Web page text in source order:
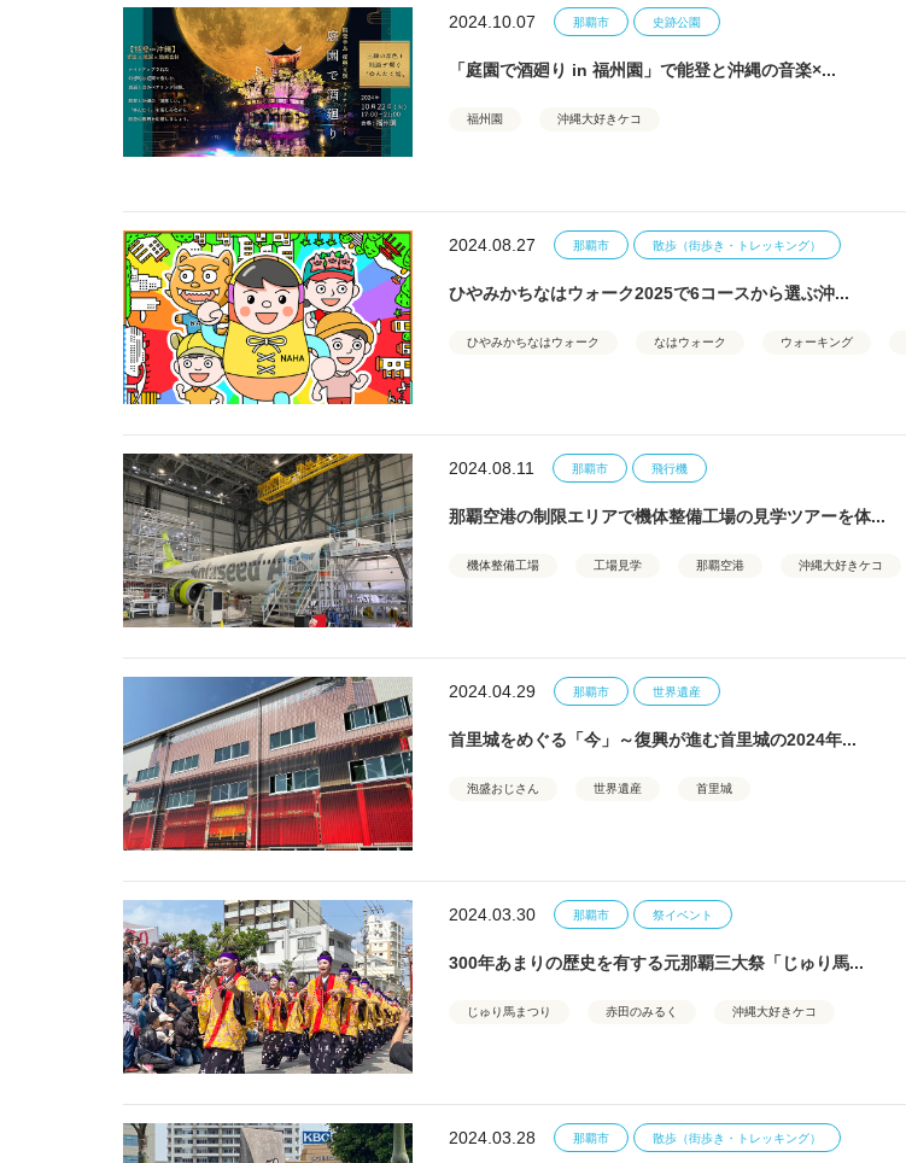
2024.10.07 那覇市 史跡公園
「庭園で酒廻り in 福州園」で能登と沖縄の音楽×...
福州園 沖縄大好きケコ
2024.08.27 那覇市 散歩（街歩き・トレッキング）
ひやみかちなはウォーク2025で6コースから選ぶ沖...
ひやみかちなはウォーク なはウォーク ウォーキング
2024.08.11 那覇市 飛行機
那覇空港の制限エリアで機体整備工場の見学ツアーを体...
機体整備工場 工場見学 那覇空港 沖縄大好きケコ
2024.04.29 那覇市 世界遺産
首里城をめぐる「今」～復興が進む首里城の2024年...
泡盛おじさん 世界遺産 首里城
2024.03.30 那覇市 祭イベント
300年あまりの歴史を有する元那覇三大祭「じゅり馬...
じゅり馬まつり 赤田のみるく 沖縄大好きケコ
2024.03.28 那覇市 散歩（街歩き・トレッキング）